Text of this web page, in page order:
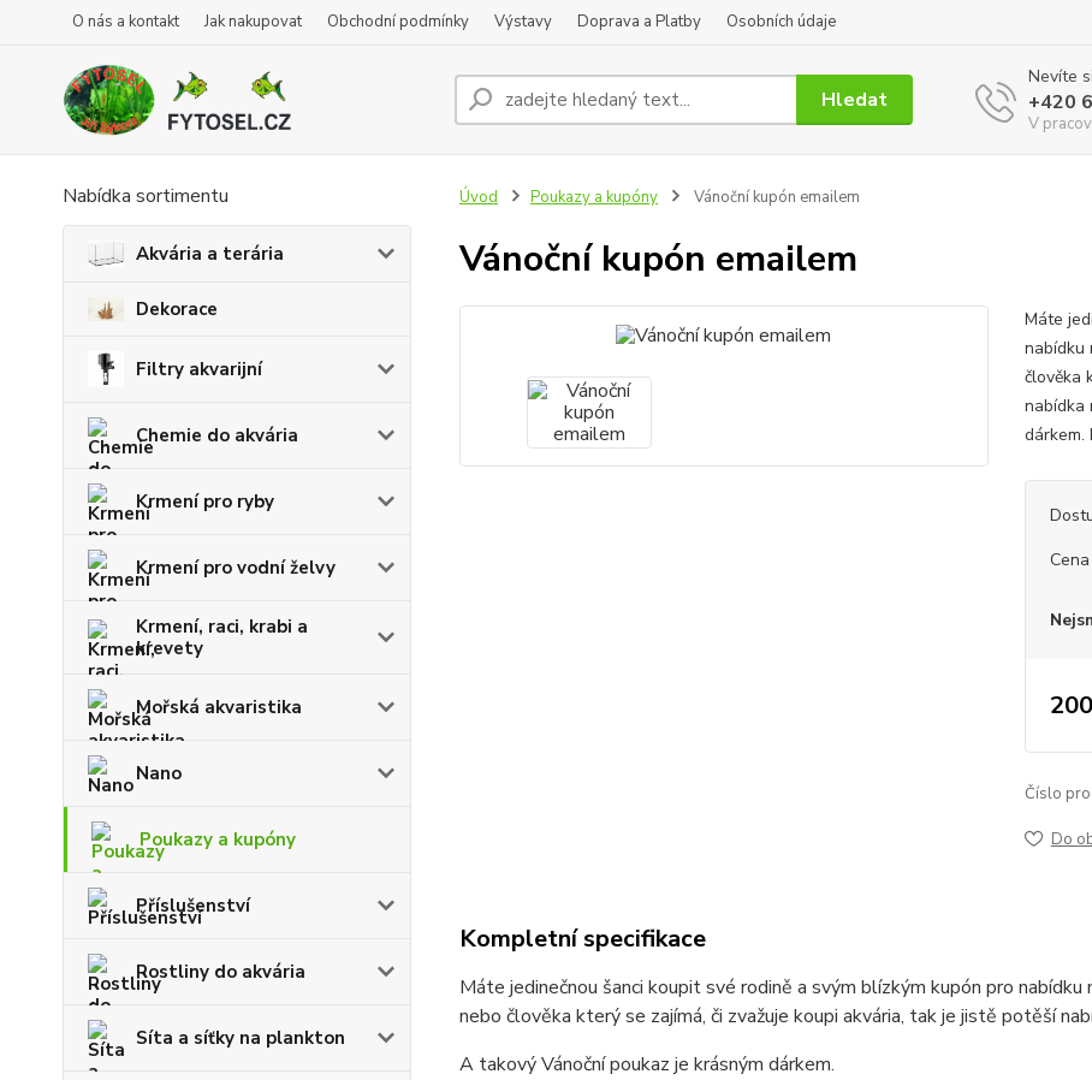
O nás a kontakt Jak nakupovat Obchodní podmínky Výstavy Doprava a Platby Osobních údaje
Hledat
Nevíte
+420
V
Nabídka sortimentu
Akvária a terária
Dekorace
Filtry akvarijní
Chemie do akvária
Krmení pro ryby
Krmení pro vodní želvy
Krmení, raci, krabi a
krevety
Mořská akvaristika
Nano
Poukazy a kupóny
Příslušenství
Rostliny do akvária
Síta a síťky na plankton
Úvod Poukazy a kupóny Vánoční kupón emailem
Vánoční kupón emailem
Máte
nabídku
člověka
nabídka
dárkem.
Cena
Číslo
Do
Kompletní specifikace
Máte jedinečnou šanci koupit své rodině a svým blízkým kupón pro
nebo člověka který se zajímá, či zvažuje koupi akvária, tak je jistě potěší
A takový Vánoční poukaz je krásným dárkem.